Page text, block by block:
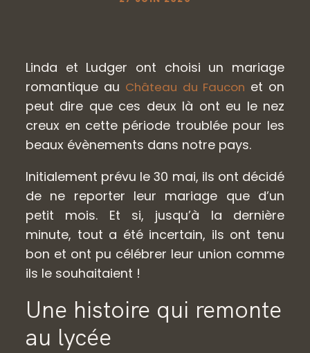
Linda et Ludger ont choisi un mariage
romantique au Château du Faucon et on
peut dire que ces deux là ont eu le nez
creux en cette période troublée pour les
beaux évènements dans notre pays.
Initialement prévu le 30 mai, ils ont décidé
de ne reporter leur mariage que d’un
petit mois. Et si, jusqu’à la dernière
minute, tout a été incertain, ils ont tenu
bon et ont pu célébrer leur union comme
ils le souhaitaient !
Une histoire qui remonte
au lycée